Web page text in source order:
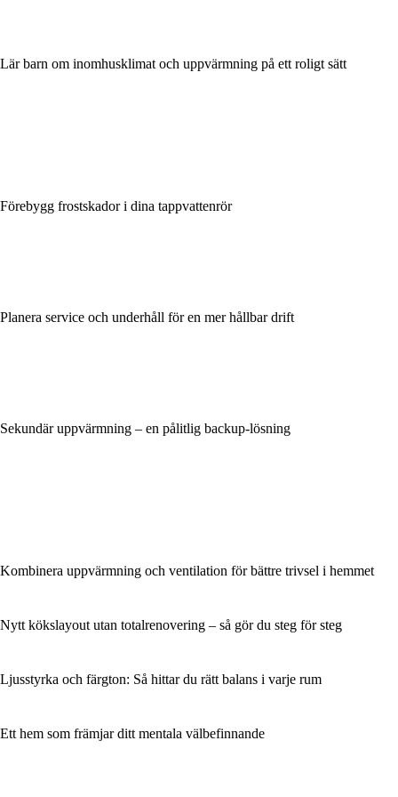
Lär barn om inomhusklimat och uppvärmning på ett roligt sätt
Förebygg frostskador i dina tappvattenrör
Planera service och underhåll för en mer hållbar drift
Sekundär uppvärmning – en pålitlig backup-lösning
Kombinera uppvärmning och ventilation för bättre trivsel i hemmet
Nytt kökslayout utan totalrenovering – så gör du steg för steg
Ljusstyrka och färgton: Så hittar du rätt balans i varje rum
Ett hem som främjar ditt mentala välbefinnande